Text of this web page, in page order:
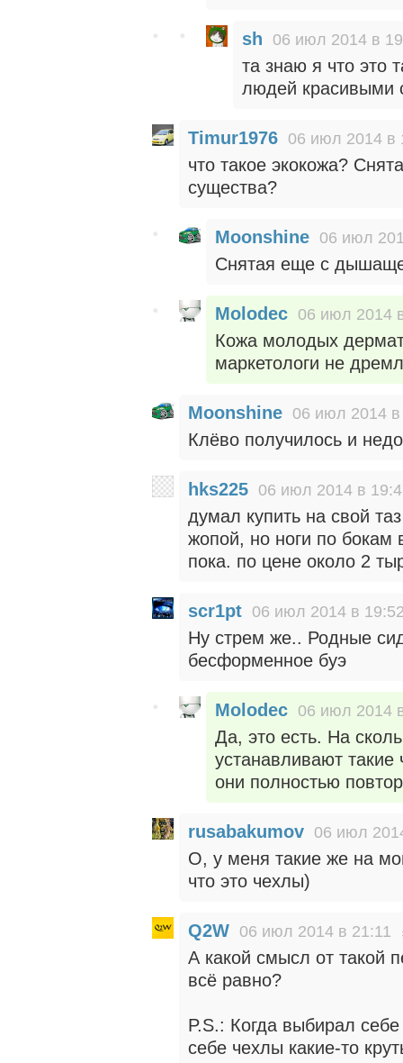
sh 06 июл 2014 в
та знаю я что это
людей красивыми
Timur1976 06 июл 2014 в
что такое экокожа?
существа?
Moonshine 06 июл
Снятая еще с
Molodec 06 июл 2014
Кожа молодых
маркетологи не
Moonshine 06 июл 2014
Клёво получилось и
hks225 06 июл 2014 в
думал купить на свой
жопой, но ноги по бокам
пока. по цене около 2
scr1pt 06 июл 2014 в
Ну стрем же.. Родные
бесформенное буэ
Molodec 06 июл 2014
Да, это есть. На
устанавливают
они полностью
rusabakumov 06 июл
О, у меня такие же на
что это чехлы)
Q2W 06 июл 2014 в 21:11
А какой смысл от такой
всё равно?
P.S.: Когда выбирал
себе чехлы какие-то